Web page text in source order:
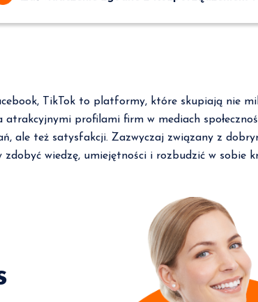
TikTok to platformy, które skupiają nie
profilami firm w mediach
ale też satysfakcji. Zazwyczaj związany z
wiedzę, umiejętności i rozbudzić w sobie